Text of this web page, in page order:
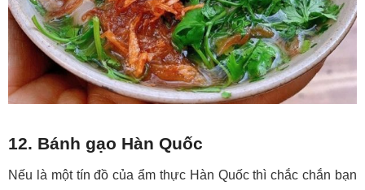
12. Bánh gạo Hàn Quốc
Nếu là một tín đồ của ẩm thực Hàn Quốc thì chắc chắn bạn